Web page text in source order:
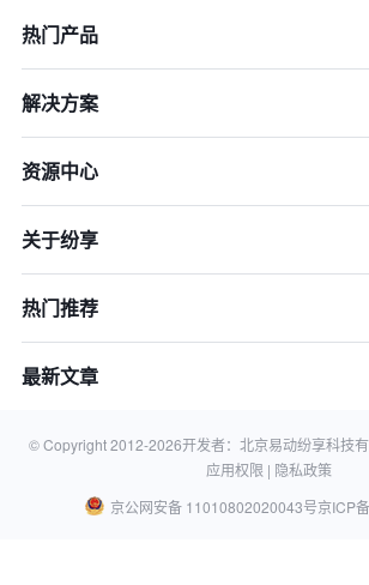
你的AI CRM
队中生根发芽
四、常见问题解答
热门产品
解决方案
资源中心
关于纷享
热门推荐
最新文章
© Copyright 2012-2026开发者：北京易动纷享科技
应用权限 | 隐私政策
京公网安备 11010802020043号京ICP